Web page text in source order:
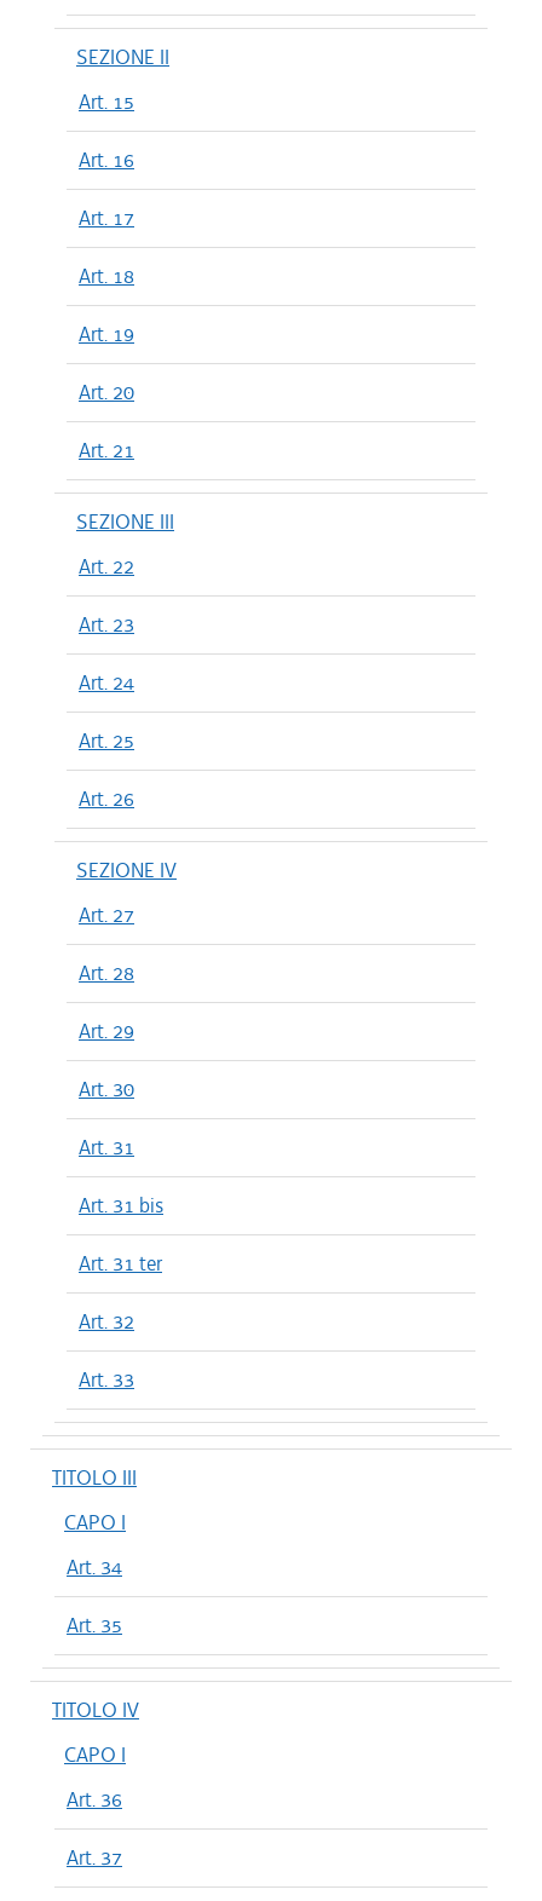
SEZIONE II
Art. 15
Art. 16
Art. 17
Art. 18
Art. 19
Art. 20
Art. 21
SEZIONE III
Art. 22
Art. 23
Art. 24
Art. 25
Art. 26
SEZIONE IV
Art. 27
Art. 28
Art. 29
Art. 30
Art. 31
Art. 31 bis
Art. 31 ter
Art. 32
Art. 33
TITOLO III
CAPO I
Art. 34
Art. 35
TITOLO IV
CAPO I
Art. 36
Art. 37